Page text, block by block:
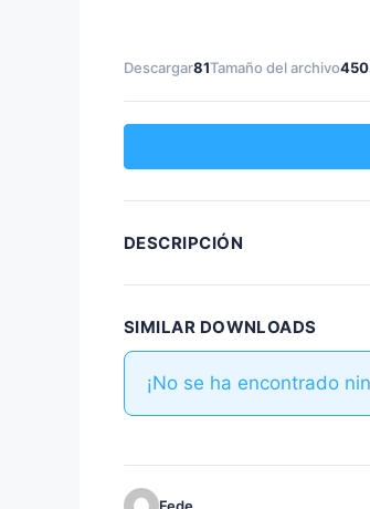
Descargar81Tamaño del archivo
DESCRIPCIÓN
SIMILAR DOWNLOADS
¡No se ha encontrado
Fede